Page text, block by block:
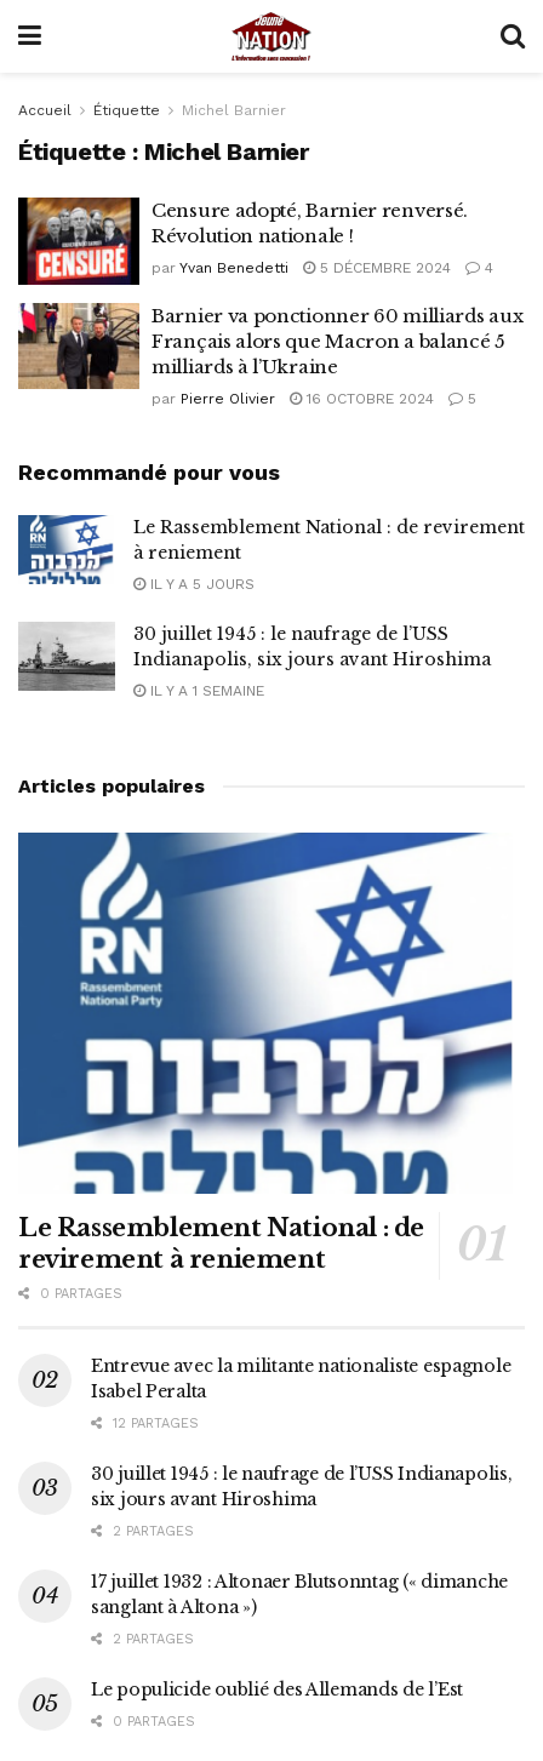
Accueil Étiquette Michel Barnier
Étiquette : Michel Barnier
Censure adopté, Barnier renversé.
Révolution nationale !
par Yvan Benedetti 5 DÉCEMBRE 2024 4
Barnier va ponctionner 60 milliards aux
Français alors que Macron a balancé 5
milliards à l’Ukraine
par Pierre Olivier 16 OCTOBRE 2024 5
Recommandé pour vous
Le Rassemblement National : de revirement
à reniement
IL Y A 5 JOURS
30 juillet 1945 : le naufrage de l’USS
Indianapolis, six jours avant Hiroshima
IL Y A 1 SEMAINE
Articles populaires
Le Rassemblement National : de
revirement à reniement
0 PARTAGES
Entrevue avec la militante nationaliste espagnole
Isabel Peralta
12 PARTAGES
30 juillet 1945 : le naufrage de l’USS Indianapolis,
six jours avant Hiroshima
2 PARTAGES
17 juillet 1932 : Altonaer Blutsonntag (« dimanche
sanglant à Altona »)
2 PARTAGES
Le populicide oublié des Allemands de l’Est
0 PARTAGES